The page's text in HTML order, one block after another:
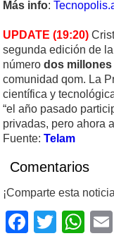
Más info:
UPDATE (19:20)
segunda edición de
número dos millones
comunidad qom. La
científica y
“el año pasado
privadas, pero ahora
Fuente: Telam
Comentarios
¡Comparte esta
Twitter